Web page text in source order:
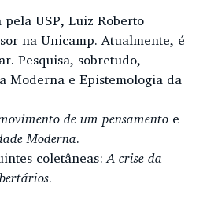
USP, Luiz Roberto
na Unicamp. Atualmente, é
Pesquisa, sobretudo,
Moderna e Epistemologia da
de um pensamento e
Moderna.
coletâneas:A crise da
.